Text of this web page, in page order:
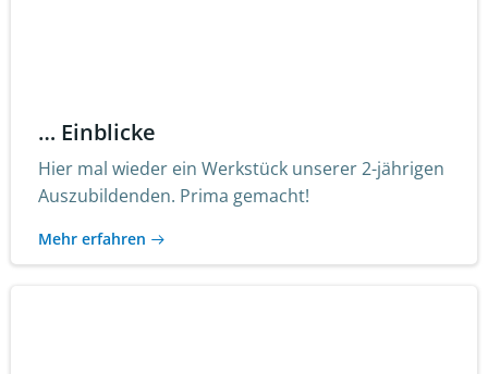
… Einblicke
Hier mal wieder ein Werkstück unserer 2-jährigen
Auszubildenden. Prima gemacht!
Mehr erfahren